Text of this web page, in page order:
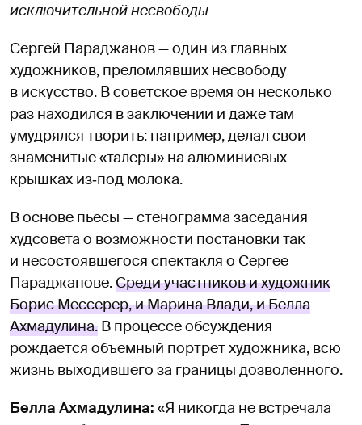
исключительной несвободы
Сергей Параджанов — один из главных
художников, преломлявших несвободу
в искусство. В советское время он несколько
раз находился в заключении и даже там
умудрялся творить: например, делал свои
знаменитые «талеры» на алюминиевых
крышках из‑под молока.
В основе пьесы — стенограмма заседания
худсовета о возможности постановки так
и несостоявшегося спектакля о Сергее
Параджанове.Среди участников и художник
Борис Мессерер, и Марина Влади, и Белла
Ахмадулина. В процессе обсуждения
рождается объемный портрет художника, всю
жизнь выходившего за границы дозволенного.
Белла Ахмадулина: «Я никогда не встречала